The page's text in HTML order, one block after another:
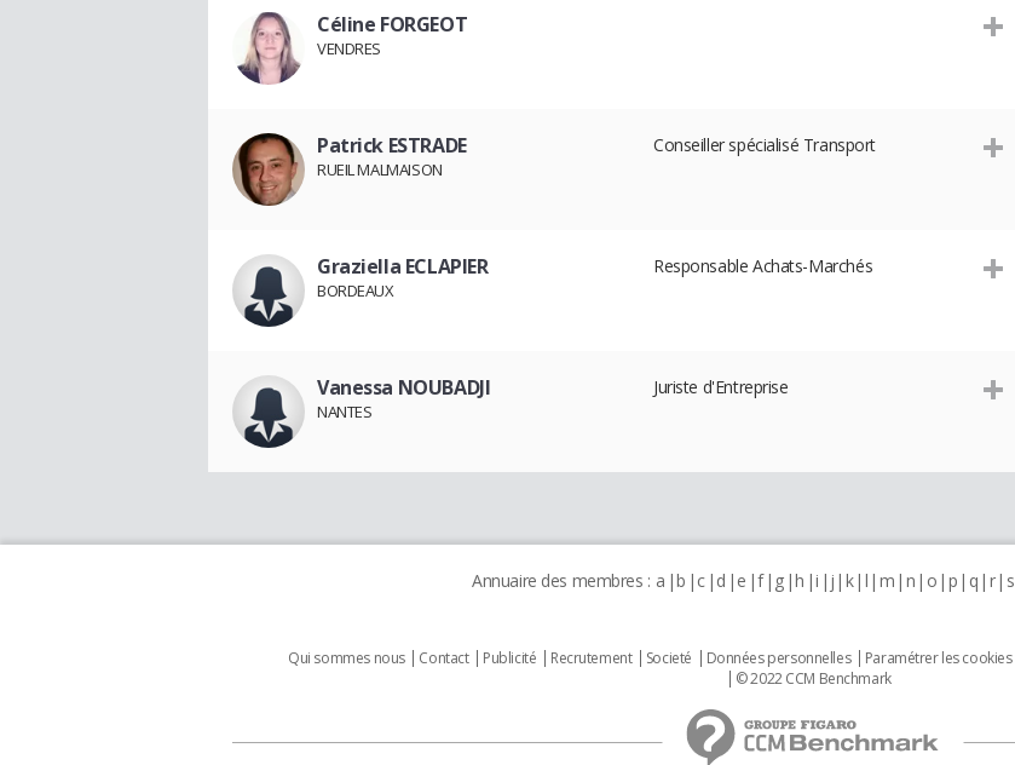
Céline FORGEOT
VENDRES
Patrick ESTRADE
RUEIL MALMAISON
Conseiller spécialisé Transport
Graziella ECLAPIER
BORDEAUX
Responsable Achats-Marchés
Vanessa NOUBADJI
NANTES
Juriste d'Entreprise
Annuaire des membres : a b c d e f g h i j k l m n o p q r s
Qui sommes nous Contact Publicité Recrutement Societé Données personnelles Paramétrer les cookies
© 2022 CCM Benchmark